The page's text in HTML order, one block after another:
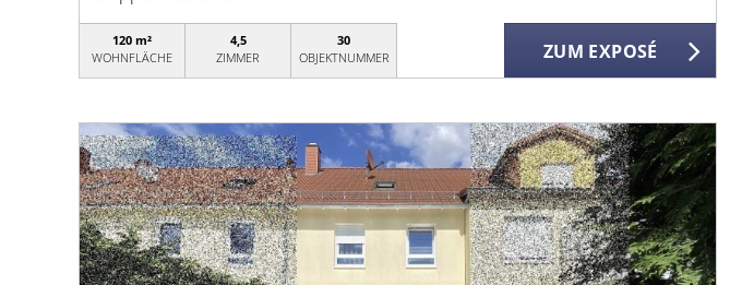
120 m²
WOHNFLÄCHE
4,5
ZIMMER
30
OBJEKTNUMMER
ZUM EXPOSÉ